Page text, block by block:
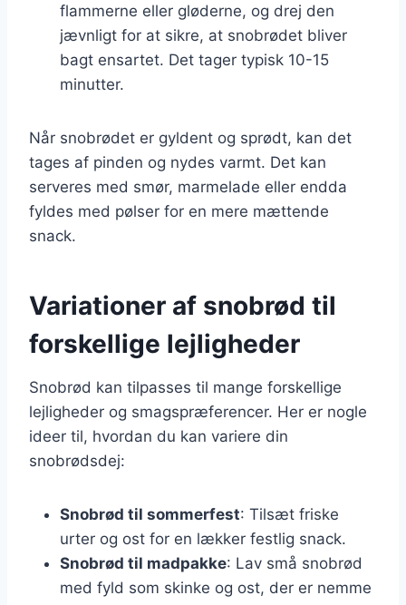
flammerne eller gløderne, og drej den
jævnligt for at sikre, at snobrødet bliver
bagt ensartet. Det tager typisk 10-15
minutter.
Når snobrødet er gyldent og sprødt, kan det
tages af pinden og nydes varmt. Det kan
serveres med smør, marmelade eller endda
fyldes med pølser for en mere mættende
snack.
Variationer af snobrød til
forskellige lejligheder
Snobrød kan tilpasses til mange forskellige
lejligheder og smagspræferencer. Her er nogle
ideer til, hvordan du kan variere din
snobrødsdej:
Snobrød til sommerfest: Tilsæt friske
urter og ost for en lækker festlig snack.
Snobrød til madpakke: Lav små snobrød
med fyld som skinke og ost, der er nemme